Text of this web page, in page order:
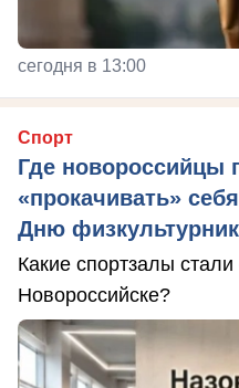
сегодня в 13:00
Спорт
Где новороссийцы
«прокачивать»
Дню
Какие спортзалы
Новороссийске?